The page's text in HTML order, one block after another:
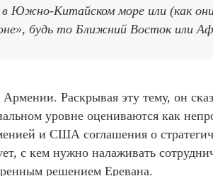
в Южно-Китайском море или (как
будь то Ближний Восток или
Раскрывая эту тему, он
уровне оцениваются как
и США соглашения о
с кем нужно налаживать
решением Еревана.